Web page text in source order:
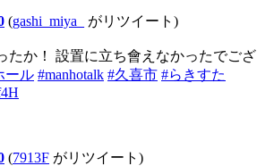
(gashi_miya_
がリツイート)
たか！ 設置に立ち會えなかったでござ
ール #manhotalk #久喜市 #らきすた
(7913F がリツイート)